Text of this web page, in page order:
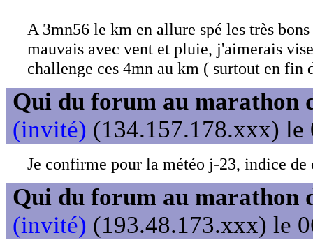
A 3mn56 le km en allure spé les très
mauvais avec vent et pluie, j'aimerais
challenge ces 4mn au km ( surtout en fin
Qui du forum au marathon
(invité) (134.157.178.xxx) le
Je confirme pour la météo j-23, indice de
Qui du forum au marathon
(invité) (193.48.173.xxx) le